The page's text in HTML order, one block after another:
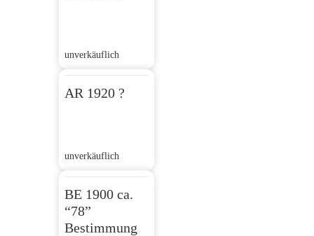
unverkäuflich
AR 1920 ?
unverkäuflich
BE 1900 ca.
“78”
Bestimmung